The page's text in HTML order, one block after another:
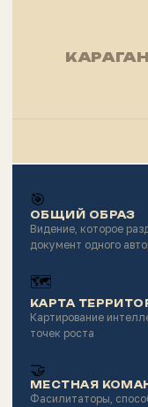
🎯
ОБЩИЙ ОБРАЗ
Видение, которое
документ одного
🗺
КАРТА
Картирование
точек роста
🤝
МЕСТНАЯ
Фасилитаторы,